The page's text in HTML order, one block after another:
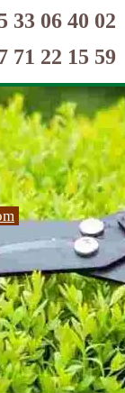
33 06 40 02
71 22 15 59